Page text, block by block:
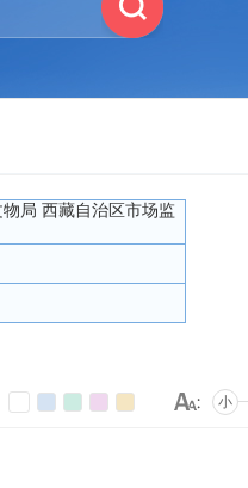
局 西藏自治区市场监
小